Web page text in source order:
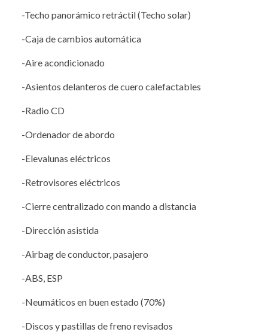
-Techo panorámico retráctil (Techo solar)
-Caja de cambios automática
-Aire acondicionado
-Asientos delanteros de cuero calefactables
-Radio CD
-Ordenador de abordo
-Elevalunas eléctricos
-Retrovisores eléctricos
-Cierre centralizado con mando a distancia
-Dirección asistida
-Airbag de conductor, pasajero
-ABS, ESP
-Neumáticos en buen estado (70%)
-Discos y pastillas de freno revisados